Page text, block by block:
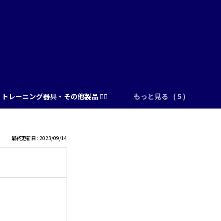
トレーニング器具・その他製品 🏋️‍♂️ もっと見る
最終更新日 : 2023/09/14